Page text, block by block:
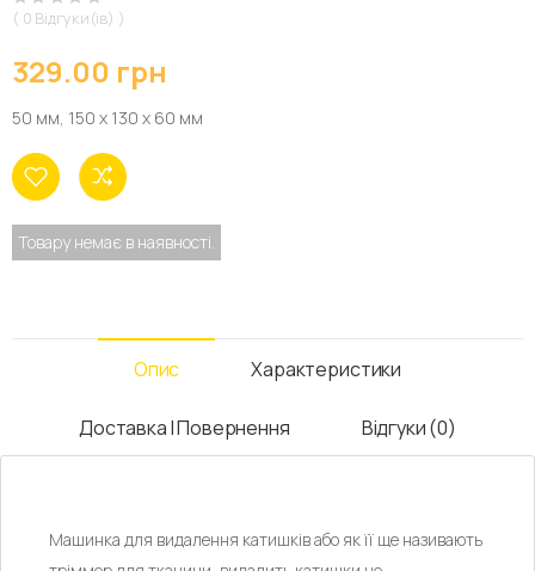
( 0 Відгуки(ів) )
329.00 грн
50 мм, 150 х 130 х 60 мм
Товару немає в наявності.
Опис Характеристики
Доставка І Повернення Відгуки (0)
Машинка для видалення катишків або як її ще називають